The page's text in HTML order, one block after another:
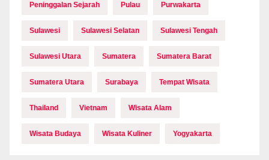
Peninggalan Sejarah Pulau Purwakarta
Sulawesi Sulawesi Selatan Sulawesi Tengah
Sulawesi Utara Sumatera Sumatera Barat
Sumatera Utara Surabaya Tempat Wisata
Thailand Vietnam Wisata Alam
Wisata Budaya Wisata Kuliner Yogyakarta